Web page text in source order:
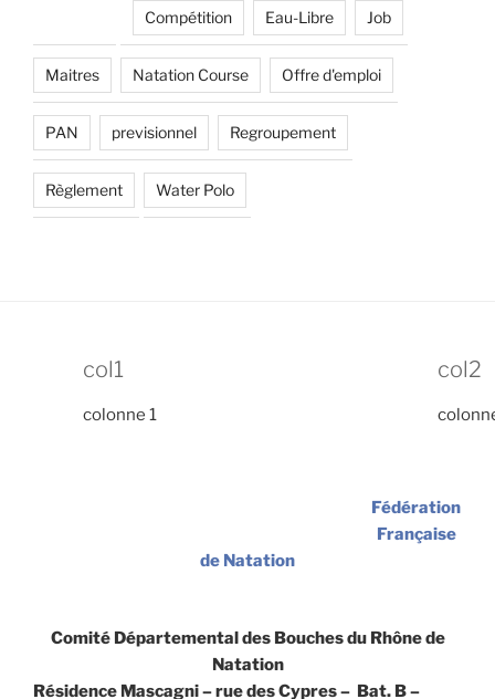
Compétition Eau-Libre Job
Maitres Natation Course Offre d'emploi
PAN previsionnel Regroupement
Règlement Water Polo
col1
colonne 1
col2
Fédération
Française
de Natation
Comité Départemental des Bouches du Rhône de
Natation
Résidence Mascagni – rue des Cypres – Bat. B –